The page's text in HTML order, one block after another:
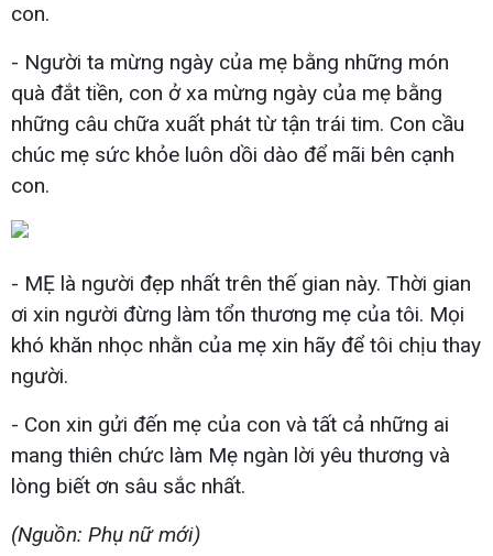
con.
- Người ta mừng ngày của mẹ bằng những món
quà đắt tiền, con ở xa mừng ngày của mẹ bằng
những câu chữa xuất phát từ tận trái tim. Con cầu
chúc mẹ sức khỏe luôn dồi dào để mãi bên cạnh
con.
- MẸ là người đẹp nhất trên thế gian này. Thời gian
ơi xin người đừng làm tổn thương mẹ của tôi. Mọi
khó khăn nhọc nhằn của mẹ xin hãy để tôi chịu thay
người.
- Con xin gửi đến mẹ của con và tất cả những ai
mang thiên chức làm Mẹ ngàn lời yêu thương và
lòng biết ơn sâu sắc nhất.
(Nguồn: Phụ nữ mới)